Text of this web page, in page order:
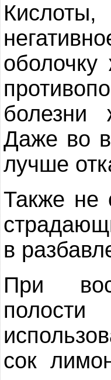
оболочку
болезни
Даже во
лучше
Также не
в
При
сок